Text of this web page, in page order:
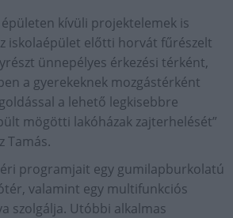
kívüli projektelemek is
iskolaépület előtti horvát fűrészelt
ünnepélyes érkezési térként,
a gyerekeknek mozgástérként
a lehető legkisebbre
mögötti lakóházak zajterhelését”
Tamás.
programjait egy gumilapburkolatú
valamint egy multifunkciós
szolgálja. Utóbbi alkalmas